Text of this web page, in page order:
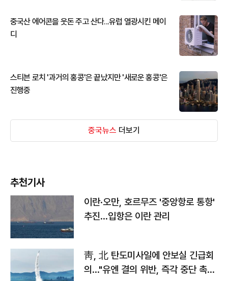
중국산 에어콘을 웃돈 주고 산다...유럽 열광시킨 메이
디
스티븐 로치 '과거의 홍콩'은 끝났지만 '새로운 홍콩'은
진행중
중국뉴스 더보기
추천기사
이란·오만, 호르무즈 '중앙항로 통항'
추진…입항은 이란 관리
靑, 北 탄도미사일에 안보실 긴급회
의…"유엔 결의 위반, 즉각 중단 촉